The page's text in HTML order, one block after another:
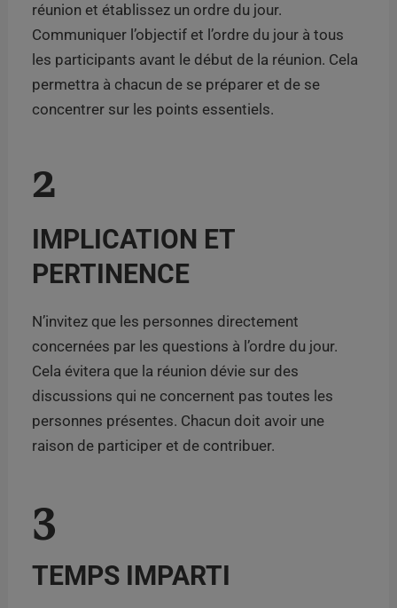
réunion et établissez un ordre du jour.
Communiquer l’objectif et l’ordre du jour à tous
les participants avant le début de la réunion. Cela
permettra à chacun de se préparer et de se
concentrer sur les points essentiels.
2
IMPLICATION ET
PERTINENCE
N’invitez que les personnes directement
concernées par les questions à l’ordre du jour.
Cela évitera que la réunion dévie sur des
discussions qui ne concernent pas toutes les
personnes présentes. Chacun doit avoir une
raison de participer et de contribuer.
3
TEMPS IMPARTI